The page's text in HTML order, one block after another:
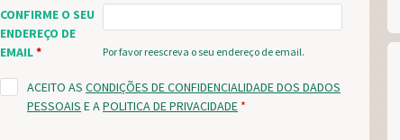
CONFIRME O SEU
ENDEREÇO DE
EMAIL* Por favor reescreva o seu endereço de email.
ACEITO AS CONDIÇÕES DE CONFIDENCIALIDADE DOS DADOS
PESSOAIS E APOLITICA DE PRIVACIDADE *